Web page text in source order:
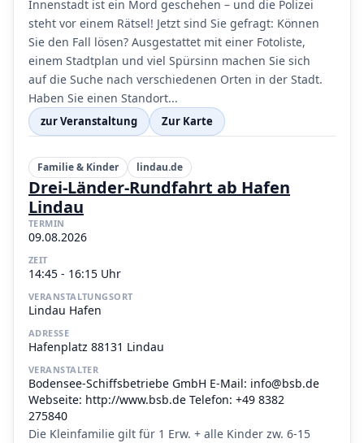
Innenstadt ist ein Mord geschehen – und die Polizei
steht vor einem Rätsel! Jetzt sind Sie gefragt: Können
Sie den Fall lösen? Ausgestattet mit einer Fotoliste,
einem Stadtplan und viel Spürsinn machen Sie sich
auf die Suche nach verschiedenen Orten in der Stadt.
Haben Sie einen Standort...
zur Veranstaltung Zur Karte
Familie & Kinder lindau.de
Drei-Länder-Rundfahrt ab Hafen
Lindau
TERMIN
09.08.2026
ZEIT
14:45 - 16:15 Uhr
VERANSTALTUNGSORT
Lindau Hafen
ADRESSE
Hafenplatz 88131 Lindau
VERANSTALTER
Bodensee-Schiffsbetriebe GmbH E-Mail: info@bsb.de
Webseite: http://www.bsb.de Telefon: +49 8382
275840
Die Kleinfamilie gilt für 1 Erw. + alle Kinder zw. 6-15